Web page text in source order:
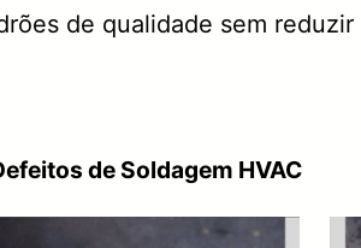
de qualidade sem
de Soldagem HVAC